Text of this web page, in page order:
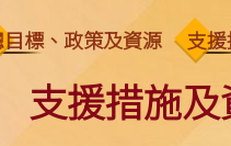
目標、政策及資源 支
支援措施